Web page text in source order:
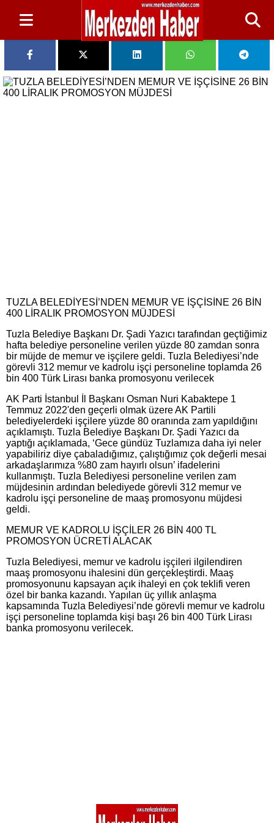
TUZLA BELEDİYESİ’NDEN MEMUR VE İŞÇİSİNE 26 BİN
400 LİRALIK PROMOSYON MÜJDESİ
Tuzla Belediye Başkanı Dr. Şadi Yazıcı tarafından geçtiğimiz
hafta belediye personeline verilen yüzde 80 zamdan sonra
bir müjde de memur ve işçilere geldi. Tuzla Belediyesi’nde
görevli 312 memur ve kadrolu işçi personeline toplamda 26
bin 400 Türk Lirası banka promosyonu verilecek
AK Parti İstanbul İl Başkanı Osman Nuri Kabaktepe 1
Temmuz 2022'den geçerli olmak üzere AK Partili
belediyelerdeki işçilere yüzde 80 oranında zam yapıldığını
açıklamıştı. Tuzla Belediye Başkanı Dr. Şadi Yazıcı da
yaptığı açıklamada, ‘Gece gündüz Tuzlamıza daha iyi neler
yapabiliriz diye çabaladığımız, çalıştığımız çok değerli mesai
arkadaşlarımıza %80 zam hayırlı olsun’ ifadelerini
kullanmıştı. Tuzla Belediyesi personeline verilen zam
müjdesinin ardından belediyede görevli 312 memur ve
kadrolu işçi personeline de maaş promosyonu müjdesi
geldi.
MEMUR VE KADROLU İŞÇİLER 26 BİN 400 TL
PROMOSYON ÜCRETİ ALACAK
Tuzla Belediyesi, memur ve kadrolu işçileri ilgilendiren
maaş promosyonu ihalesini dün gerçekleştirdi. Maaş
promosyonunu kapsayan açık ihaleyi en çok teklifi veren
özel bir banka kazandı. Yapılan üç yıllık anlaşma
kapsamında Tuzla Belediyesi’nde görevli memur ve kadrolu
işçi personeline toplamda kişi başı 26 bin 400 Türk Lirası
banka promosyonu verilecek.